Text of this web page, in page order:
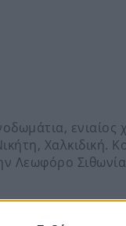
ενιαίος
Χαλκιδική.
Λεωφόρο